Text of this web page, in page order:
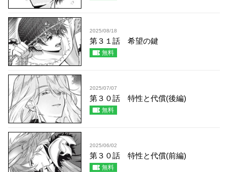
2025/08/18
第３１話 希望の鍵
無料
2025/07/07
第３０話 特性と代償(後編)
無料
2025/06/02
第３０話 特性と代償(前編)
無料